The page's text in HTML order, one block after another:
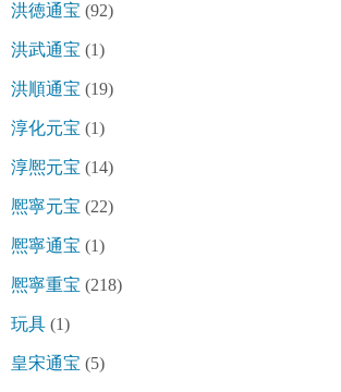
洪徳通宝 (92)
洪武通宝 (1)
洪順通宝 (19)
淳化元宝 (1)
淳熈元宝 (14)
熈寧元宝 (22)
熈寧通宝 (1)
熈寧重宝 (218)
玩具 (1)
皇宋通宝 (5)